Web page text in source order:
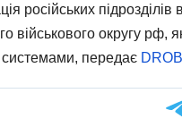
російських підрозділів
військового округу рф,
передає